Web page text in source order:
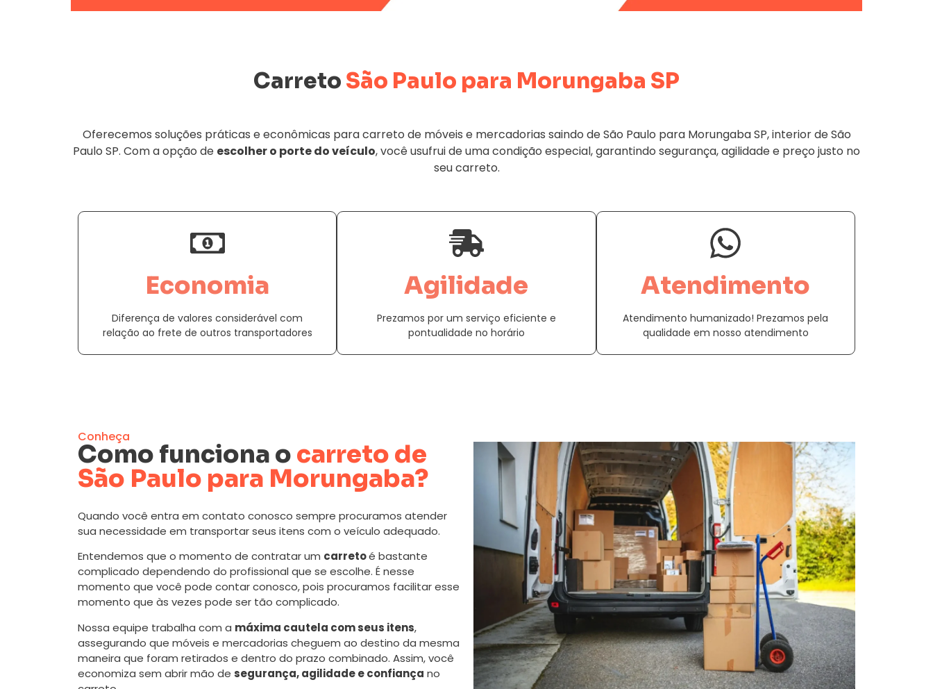
Carreto São Paulo para Morungaba SP
Oferecemos soluções práticas e econômicas para carreto de móveis e mercadorias saindo de São Paulo para Morungaba SP, interior de São
Paulo SP. Com a opção de escolher o porte do veículo, você usufrui de uma condição especial, garantindo segurança, agilidade e preço justo no
seu carreto.
Economia
Diferença de valores considerável com
relação ao frete de outros transportadores
Agilidade
Prezamos por um serviço eficiente e
pontualidade no horário
Atendimento
Atendimento humanizado! Prezamos pela
qualidade em nosso atendimento
Conheça
Como funciona o carreto de
São Paulo para Morungaba?
Quando você entra em contato conosco sempre procuramos atender
sua necessidade em transportar seus itens com o veículo adequado.
Entendemos que o momento de contratar um carretoé bastante
complicado dependendo do profissional que se escolhe. É nesse
momento que você pode contar conosco, pois procuramos facilitar esse
momento que às vezes pode ser tão complicado.
Nossa equipe trabalha com a máxima cautela com seus itens,
assegurando que móveis e mercadorias cheguem ao destino da mesma
maneira que foram retirados e dentro do prazo combinado. Assim, você
economiza sem abrir mão de segurança, agilidade e confiança no